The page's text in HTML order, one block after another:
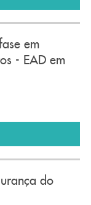
em
- EAD em
do